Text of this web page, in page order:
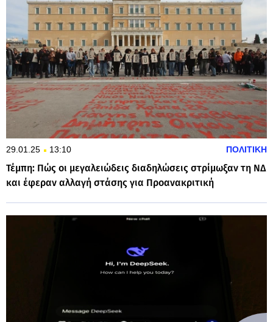
29.01.25 13:10 ΠΟΛΙΤΙΚΗ
Τέμπη: Πώς οι μεγαλειώδεις διαδηλώσεις στρίμωξαν τη ΝΔ
και έφεραν αλλαγή στάσης για Προανακριτική